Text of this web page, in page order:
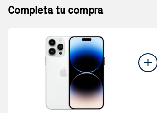
Completa tu compra